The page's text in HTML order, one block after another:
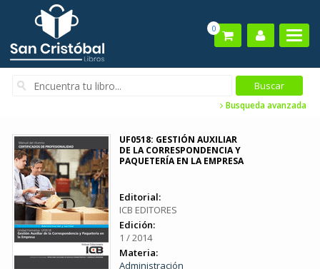
0
Busqueda avanzada
UF0518: GESTIÓN AUXILIAR
DE LA CORRESPONDENCIA Y
PAQUETERÍA EN LA EMPRESA
Editorial:
ICB EDITORES
Edición:
1 / 2014
Materia:
Administración